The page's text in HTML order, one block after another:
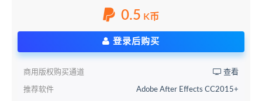
0.5 K币
登录后购买
商用版权购买通道 查看
推荐软件 Adobe After Effects CC2015+